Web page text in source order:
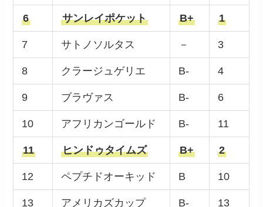
6 サンレイポケット B+ 1
7 サトノソルタス － 3
8 クラージュゲリエ B- 4
9 ブラヴァス B- 6
10 アフリカンゴールド B- 11
11 ヒンドゥタイムズ B+ 2
12 ペプチドオーキッド B 10
13 アメリカズカップ B- 13